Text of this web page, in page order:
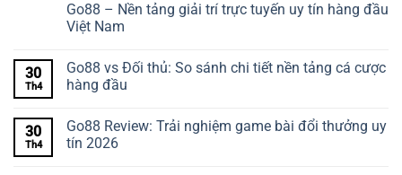
Go88 – Nền tảng giải trí trực tuyến uy tín hàng đầu
Việt Nam
30
Th4
Go88 vs Đối thủ: So sánh chi tiết nền tảng cá cược
hàng đầu
30
Th4
Go88 Review: Trải nghiệm game bài đổi thưởng uy
tín 2026